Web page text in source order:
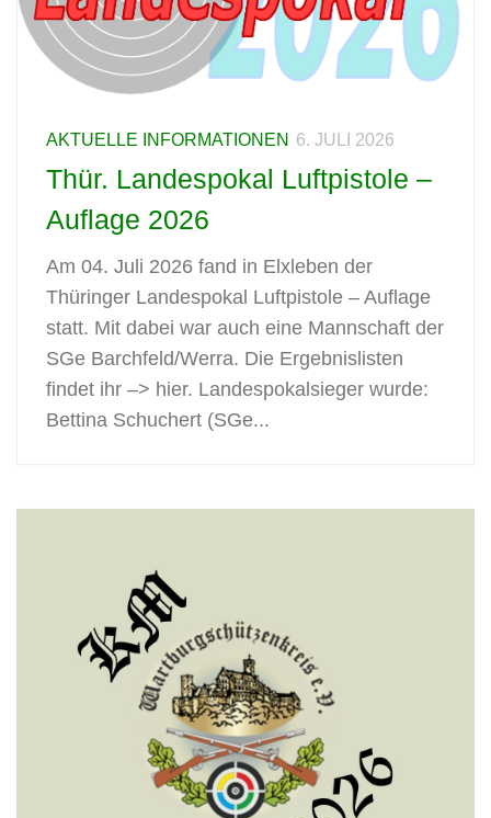
AKTUELLE INFORMATIONEN 6. JULI 2026
Thür. Landespokal Luftpistole –
Auflage 2026
Am 04. Juli 2026 fand in Elxleben der
Thüringer Landespokal Luftpistole – Auflage
statt. Mit dabei war auch eine Mannschaft der
SGe Barchfeld/Werra. Die Ergebnislisten
findet ihr –> hier. Landespokalsieger wurde:
Bettina Schuchert (SGe...